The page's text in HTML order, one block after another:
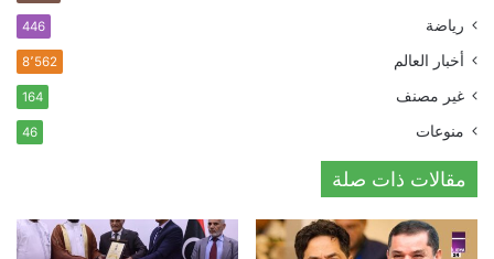
رياضة 446
أخبار العالم 8٬562
غير مصنف 164
منوعات 46
مقالات ذات صلة